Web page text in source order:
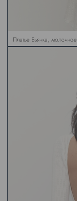
Платье Бьянка, молочное